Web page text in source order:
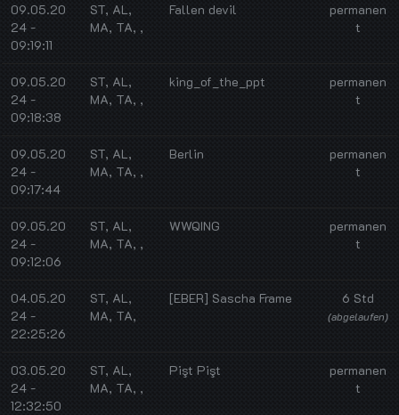
09.05.20
24 -
09:19:11
ST, AL,
MA, TA, ,
Fallen devil
permanen
t
09.05.20
24 -
09:18:38
ST, AL,
MA, TA, ,
king_of_the_ppt
permanen
t
09.05.20
24 -
09:17:44
ST, AL,
MA, TA, ,
Berlin
permanen
t
09.05.20
24 -
09:12:06
ST, AL,
MA, TA, ,
WWQING
permanen
t
04.05.20
24 -
22:25:26
ST, AL,
MA, TA,
[EBER] Sascha Frame 6 Std
(abgelaufen)
03.05.20
24 -
12:32:50
ST, AL,
MA, TA, ,
Pişt Pişt
permanen
t